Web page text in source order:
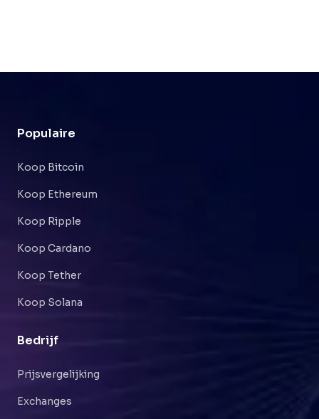
Populaire
Koop Bitcoin
Koop Ethereum
Koop Ripple
Koop Cardano
Koop Tether
Koop Solana
Bedrijf
Prijsvergelijking
Exchanges